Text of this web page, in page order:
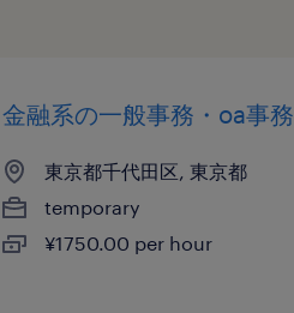
金融系の一般事務・oa事務
東京都千代田区, 東京都
temporary
¥1750.00 per hour